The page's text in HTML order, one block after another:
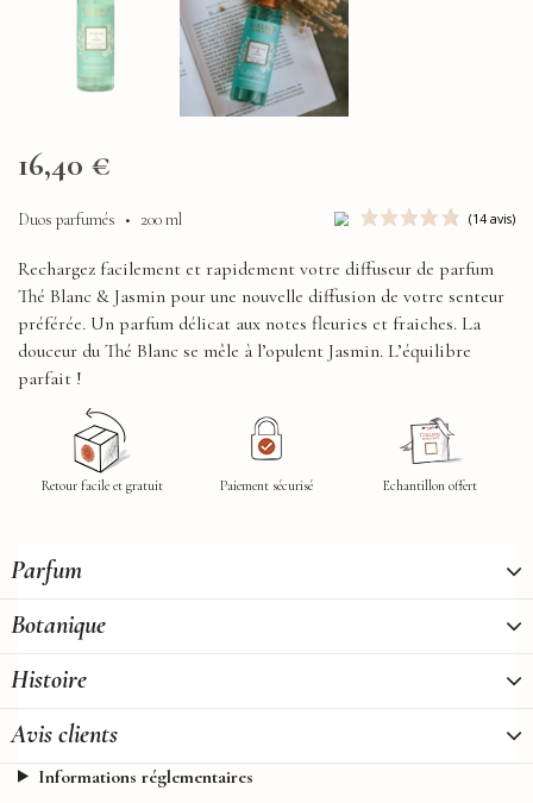
16,40 €
Duos parfumés • 200 ml
Rechargez facilement et rapidement votre diffuseur de parfum
Thé Blanc & Jasmin pour une nouvelle diffusion de votre senteur
préférée. Un parfum délicat aux notes fleuries et fraiches. La
douceur du Thé Blanc se mêle à l’opulent Jasmin. L’équilibre
parfait !
Retour facile et gratuit Paiement sécurisé Echantillon offert
Parfum
Botanique
Histoire
Avis clients
Informations réglementaires